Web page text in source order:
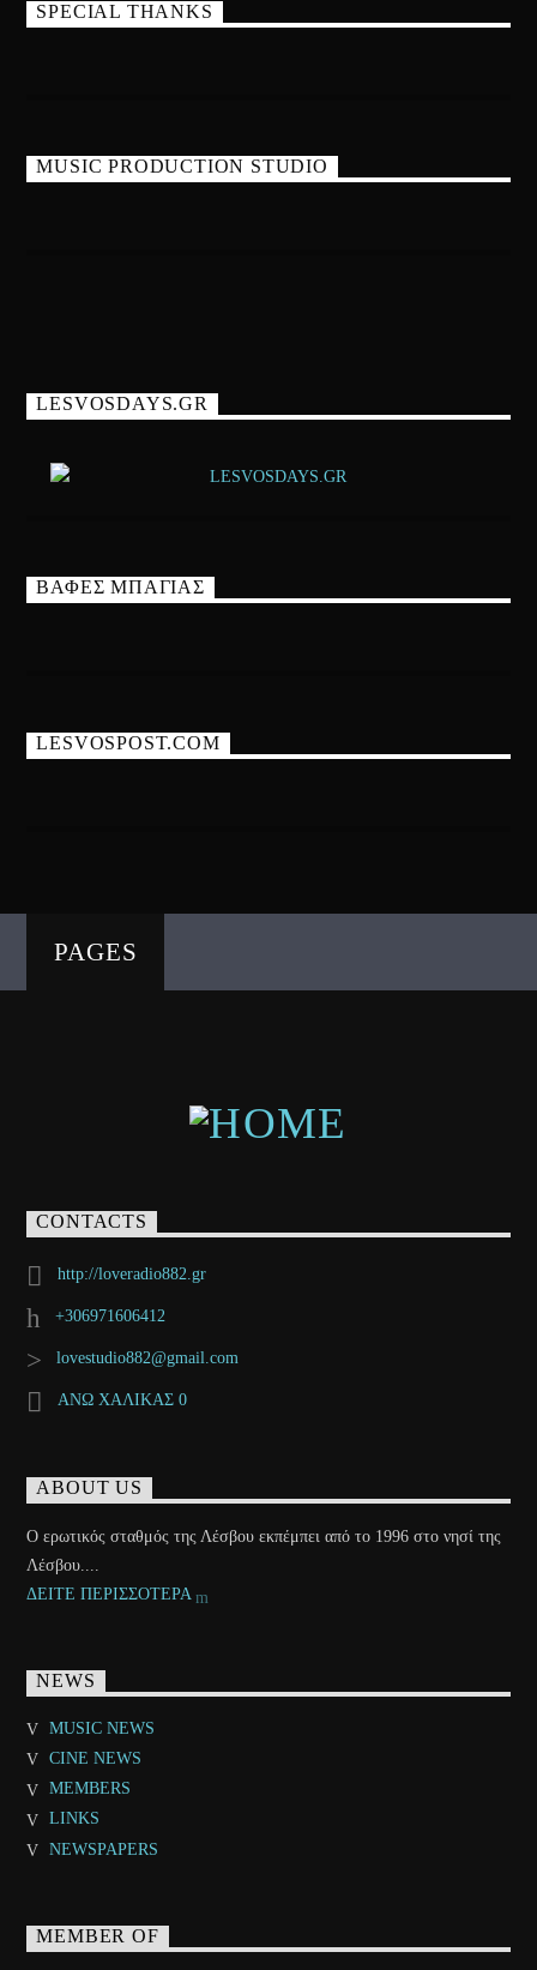
SPECIAL THANKS
MUSIC PRODUCTION STUDIO
LESVOSDAYS.GR
ΒΑΦΕΣ ΜΠΑΓΙΑΣ
LESVOSPOST.COM
PAGES
CONTACTS
http://loveradio882.gr
+306971606412
lovestudio882@gmail.com
ΑΝΩ ΧΑΛΙΚΑΣ 0
ABOUT US
Ο ερωτικός σταθμός της Λέσβου εκπέμπει από το 1996 στο νησί της
Λέσβου....
ΔΕΙΤΕ ΠΕΡΙΣΣΟΤΕΡΑ
NEWS
MUSIC NEWS
CINE NEWS
MEMBERS
LINKS
NEWSPAPERS
MEMBER OF